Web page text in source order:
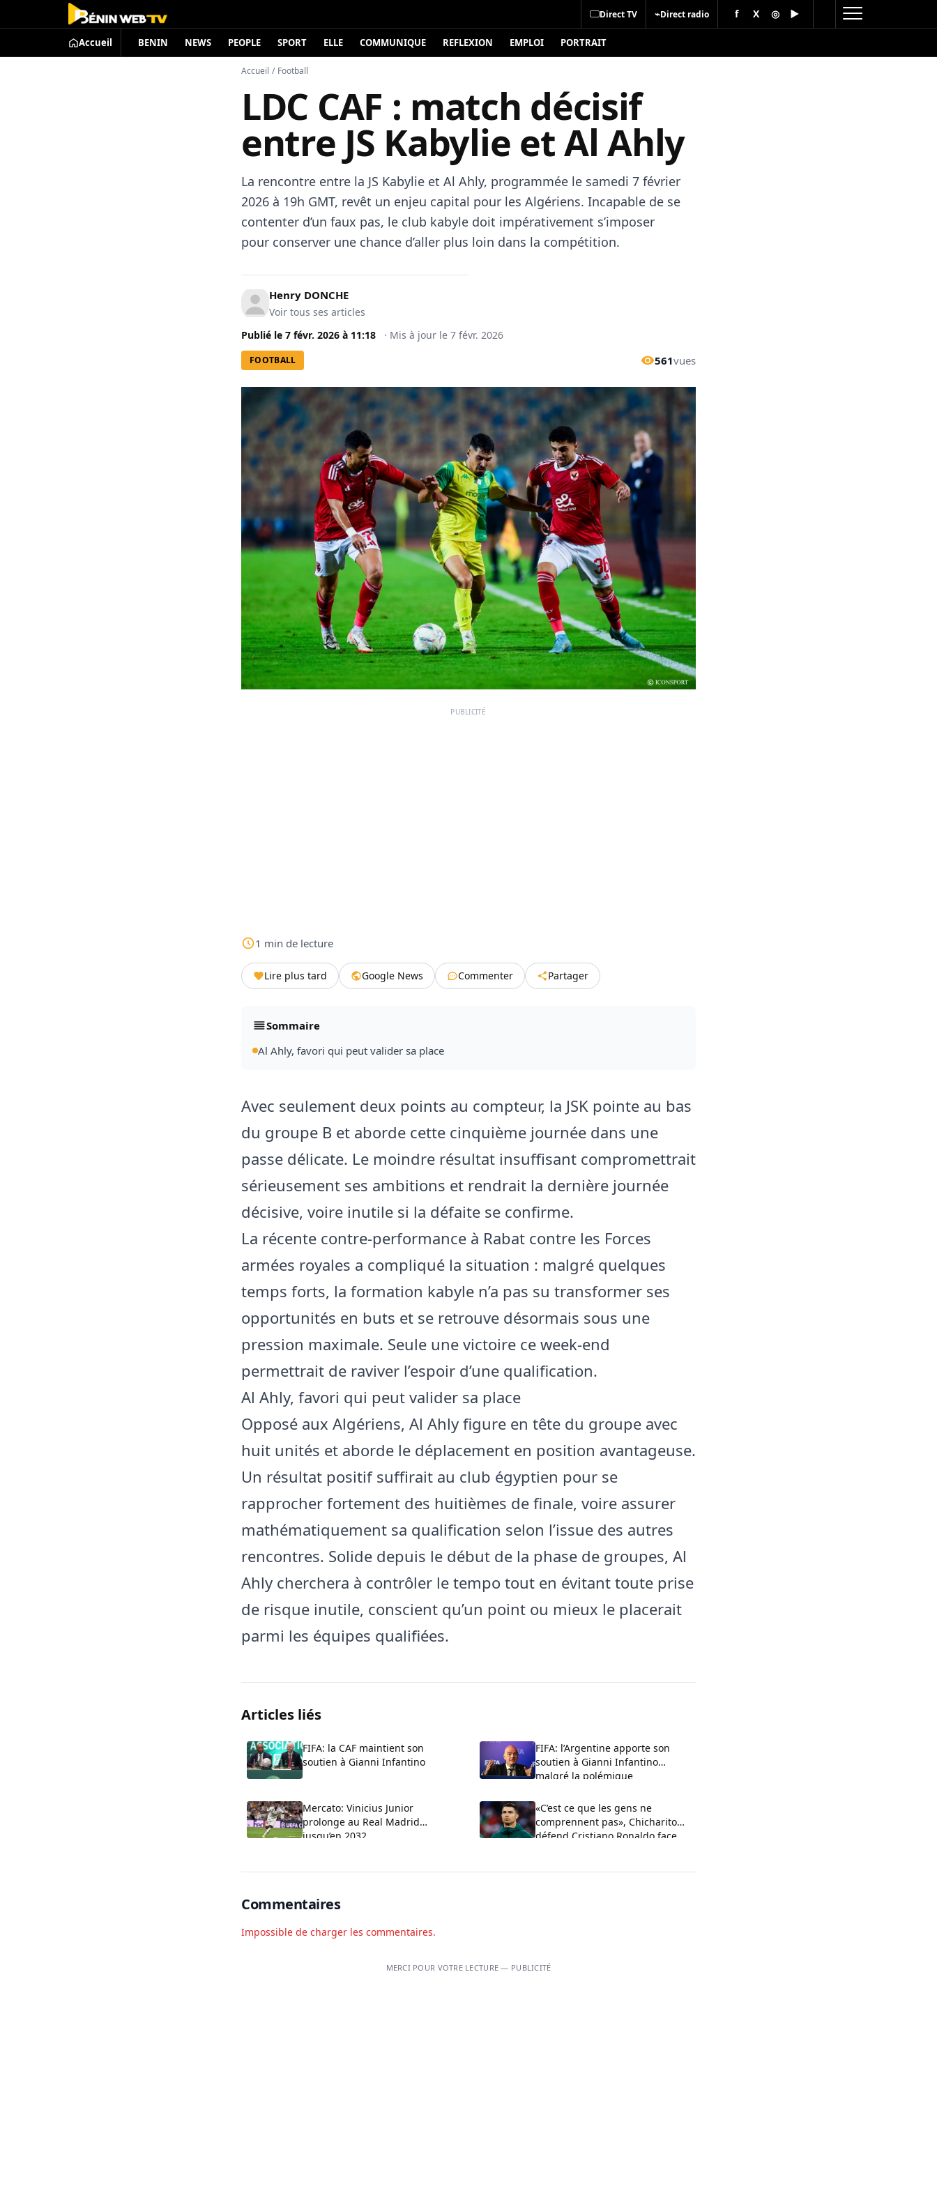
Direct TV ⌁Direct radio f X ◎ ▶
Accueil BENIN NEWS PEOPLE SPORT ELLE COMMUNIQUE REFLEXION EMPLOI PORTRAIT
Accueil / Football
LDC CAF : match décisif
entre JS Kabylie et Al Ahly
La rencontre entre la JS Kabylie et Al Ahly, programmée le samedi 7 février
2026 à 19h GMT, revêt un enjeu capital pour les Algériens. Incapable de se
contenter d’un faux pas, le club kabyle doit impérativement s’imposer
pour conserver une chance d’aller plus loin dans la compétition.
Henry DONCHE
Voir tous ses articles
Publié le 7 févr. 2026 à 11:18 · Mis à jour le 7 févr. 2026
FOOTBALL 561vues
PUBLICITÉ
1 min de lecture
Lire plus tard Google News Commenter Partager
Sommaire
Al Ahly, favori qui peut valider sa place
Avec seulement deux points au compteur, la JSK pointe au bas
du groupe B et aborde cette cinquième journée dans une
passe délicate. Le moindre résultat insuffisant compromettrait
sérieusement ses ambitions et rendrait la dernière journée
décisive, voire inutile si la défaite se confirme.
La récente contre-performance à Rabat contre les Forces
armées royales a compliqué la situation : malgré quelques
temps forts, la formation kabyle n’a pas su transformer ses
opportunités en buts et se retrouve désormais sous une
pression maximale. Seule une victoire ce week-end
permettrait de raviver l’espoir d’une qualification.
Al Ahly, favori qui peut valider sa place
Opposé aux Algériens, Al Ahly figure en tête du groupe avec
huit unités et aborde le déplacement en position avantageuse.
Un résultat positif suffirait au club égyptien pour se
rapprocher fortement des huitièmes de finale, voire assurer
mathématiquement sa qualification selon l’issue des autres
rencontres. Solide depuis le début de la phase de groupes, Al
Ahly cherchera à contrôler le tempo tout en évitant toute prise
de risque inutile, conscient qu’un point ou mieux le placerait
parmi les équipes qualifiées.
Articles liés
FIFA: la CAF maintient son
soutien à Gianni Infantino
FIFA: l’Argentine apporte son
soutien à Gianni Infantino
malgré la polémique
Mercato: Vinicius Junior
prolonge au Real Madrid
jusqu’en 2032
«C’est ce que les gens ne
comprennent pas», Chicharito
défend Cristiano Ronaldo face
Commentaires
Impossible de charger les commentaires.
MERCI POUR VOTRE LECTURE — PUBLICITÉ